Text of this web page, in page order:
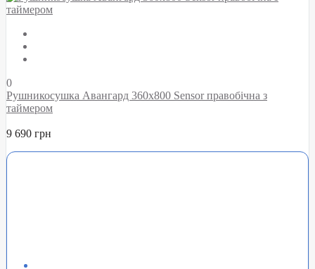
0
Рушникосушка Авангард 360х800 Sensor правобічна з
таймером
9 690 грн